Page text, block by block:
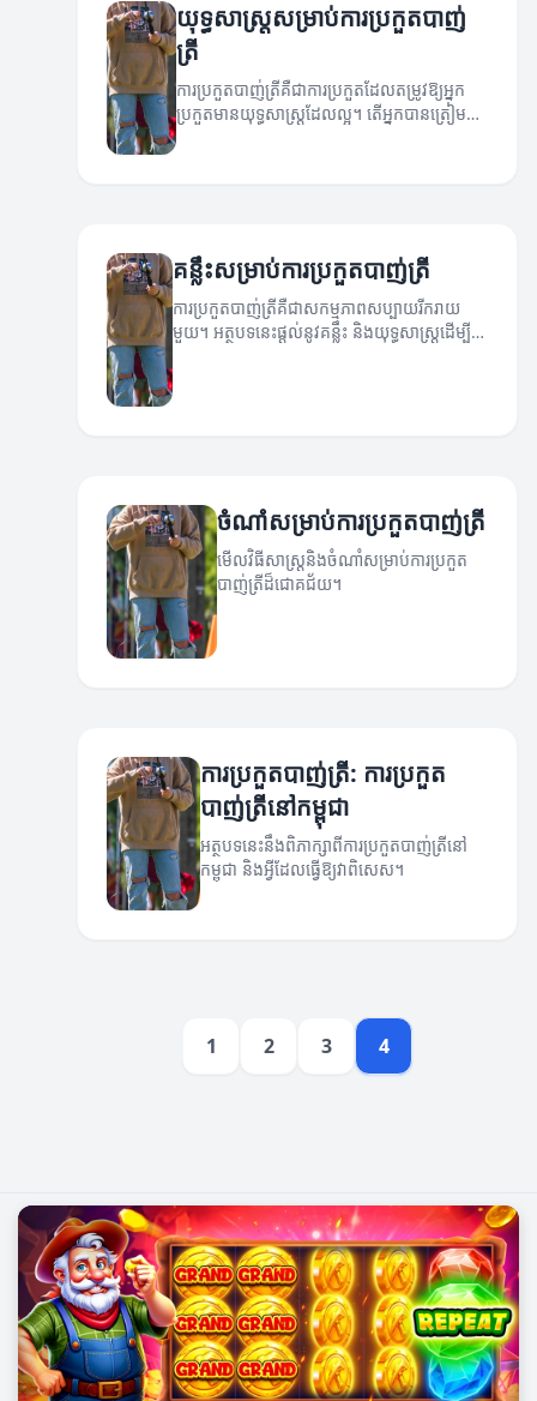
យុទ្ធសាស្ត្រសម្រាប់ការប្រកួតបាញ់
ត្រី
ការប្រកួតបាញ់ត្រីគឺជាការប្រកួតដែលតម្រូវឱ្យអ្នក
ប្រកួតមានយុទ្ធសាស្ត្រដែលល្អ។ តើអ្នកបានត្រៀម
គន្លឹះសម្រាប់ការប្រកួតបាញ់ត្រី
ការប្រកួតបាញ់ត្រីគឺជាសកម្មភាពសប្បាយរីករាយ
មួយ។ អត្ថបទនេះផ្តល់នូវគន្លឹះ និងយុទ្ធសាស្ត្រដើម្បី
ចំណាំសម្រាប់ការប្រកួតបាញ់ត្រី
មើលវិធីសាស្ត្រនិងចំណាំសម្រាប់ការប្រកួត
បាញ់ត្រីដ៏ជោគជ័យ។
ការប្រកួតបាញ់ត្រី: ការប្រកួត
បាញ់ត្រីនៅកម្ពុជា
អត្ថបទនេះនឹងពិភាក្សាពីការប្រកួតបាញ់ត្រីនៅ
កម្ពុជា និងអ្វីដែលធ្វើឱ្យវាពិសេស។
1 2 3 4